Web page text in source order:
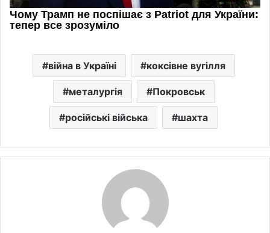
війна в Україні коксівне вугілля
металургія Покровськ
російські війська шахта